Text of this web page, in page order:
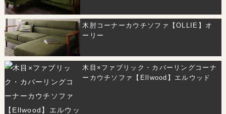
木肘コーナーカウチソファ【OLLIE】オ
ーリー
木目×ファブリック・カバーリングコーナ
ーカウチソファ【Ellwood】エルウッド